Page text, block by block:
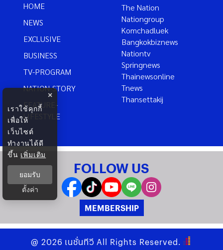
HOME
NEWS
EXCLUSIVE
BUSINESS
TV-PROGRAM
NATION-STORY
FEATURE-
LIFESTYLE
The Nation
Nationgroup
Komchadluek
Bangkokbiznews
Nationtv
Springnews
Thainewsonline
Tnews
Thansettakij
FOLLOW US
MEMBERSHIP
@ 2026 เนชั่นทีวี All Rights Reserved.
×
เราใช้คุกกี้
เพื่อให้
เว็บไซต์
ทำงานได้ดี
ขึ้น เพิ่มเติม
ยอมรับ
ตั้งค่า